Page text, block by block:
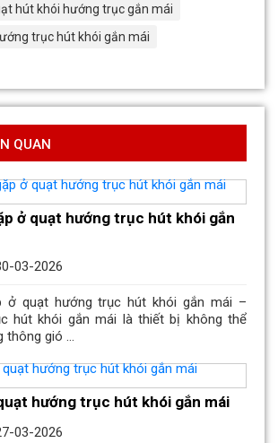
hút khói hướng trục gắn mái
trục hút khói gắn mái
QUAN
ở quạt hướng trục hút khói gắn
03-2026
ở quạt hướng trục hút khói gắn mái –
hút khói gắn mái là thiết bị không thể
thông gió ...
hướng trục hút khói gắn mái
03-2026